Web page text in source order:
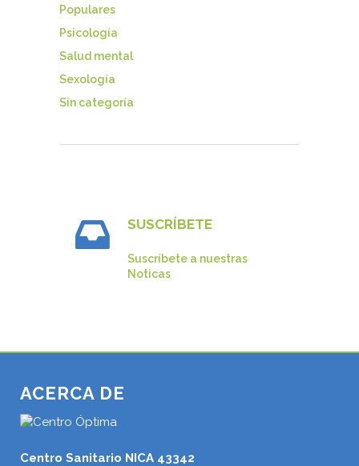
Populares
Psicología
Salud mental
Sexología
Sin categoría
SUSCRÍBETE
Suscríbete a nuestras
Noticas
ACERCA DE
Centro Sanitario NICA 43342